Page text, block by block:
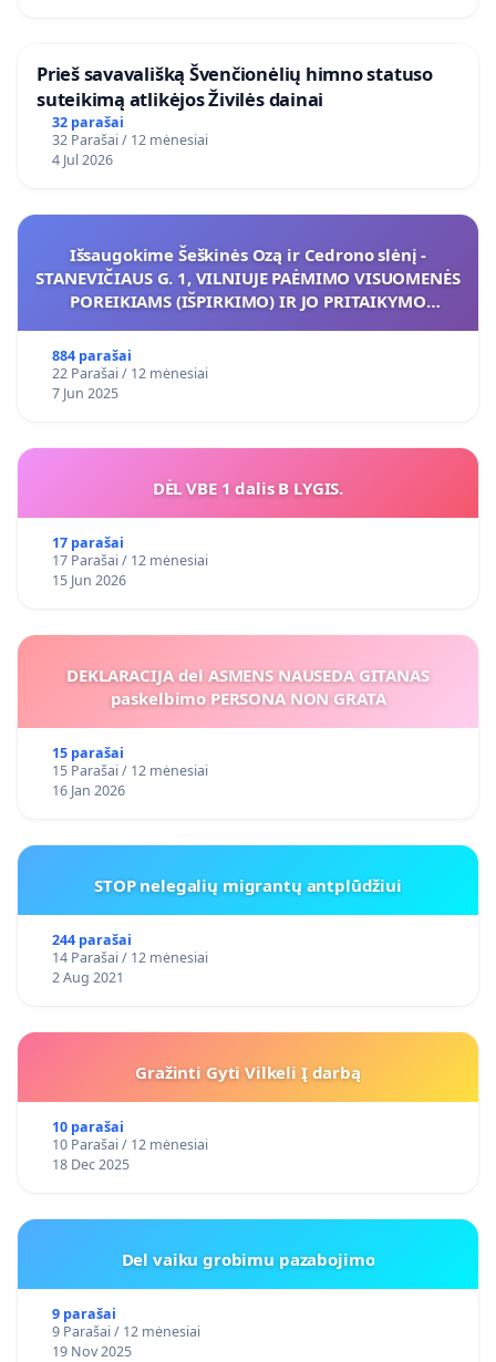
​Prieš savavališką Švenčionėlių himno statuso
suteikimą atlikėjos Živilės dainai
32 parašai
32 Parašai / 12 mėnesiai
4 Jul 2026
Išsaugokime Šeškinės Ozą ir Cedrono slėnį -
STANEVIČIAUS G. 1, VILNIUJE PAĖMIMO VISUOMENĖS
POREIKIAMS (IŠPIRKIMO) IR JO PRITAIKYMO
884 parašai
22 Parašai / 12 mėnesiai
7 Jun 2025
DĖL VBE 1 dalis B LYGIS.
17 parašai
17 Parašai / 12 mėnesiai
15 Jun 2026
DEKLARACIJA del ASMENS NAUSEDA GITANAS
paskelbimo PERSONA NON GRATA
15 parašai
15 Parašai / 12 mėnesiai
16 Jan 2026
STOP nelegalių migrantų antplūdžiui
244 parašai
14 Parašai / 12 mėnesiai
2 Aug 2021
Gražinti Gyti Vilkeli Į darbą
10 parašai
10 Parašai / 12 mėnesiai
18 Dec 2025
Del vaiku grobimu pazabojimo
9 parašai
9 Parašai / 12 mėnesiai
19 Nov 2025